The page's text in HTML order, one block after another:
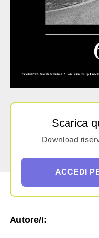
Scarica
Download
ACCEDI
Autore/i: